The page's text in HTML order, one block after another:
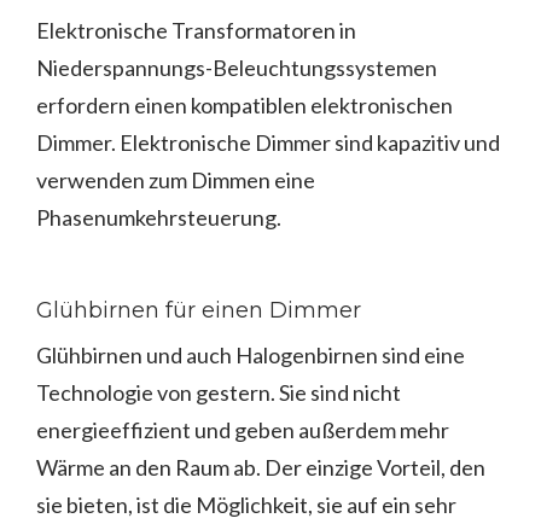
Elektronische Transformatoren in
Niederspannungs-Beleuchtungssystemen
erfordern einen kompatiblen elektronischen
Dimmer. Elektronische Dimmer sind kapazitiv und
verwenden zum Dimmen eine
Phasenumkehrsteuerung.
Glühbirnen für einen Dimmer
Glühbirnen und auch Halogenbirnen sind eine
Technologie von gestern. Sie sind nicht
energieeffizient und geben außerdem mehr
Wärme an den Raum ab. Der einzige Vorteil, den
sie bieten, ist die Möglichkeit, sie auf ein sehr